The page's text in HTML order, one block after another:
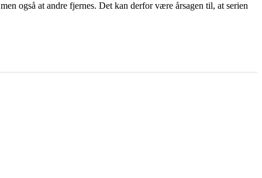
også at andre fjernes. Det kan derfor være årsagen til, at serien